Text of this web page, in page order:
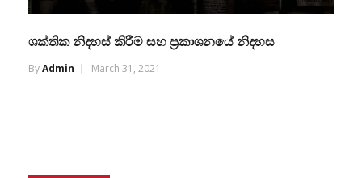
ශක්තික නිදහස් කිරීම සහ ප්‍රකාශනයේ නිදහස
ByAdmin March 31, 2021